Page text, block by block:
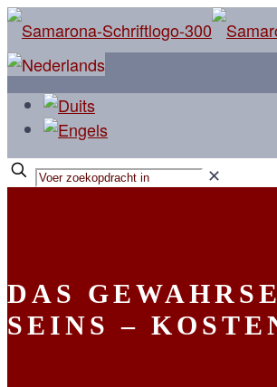
✕
DAS
SEINS –